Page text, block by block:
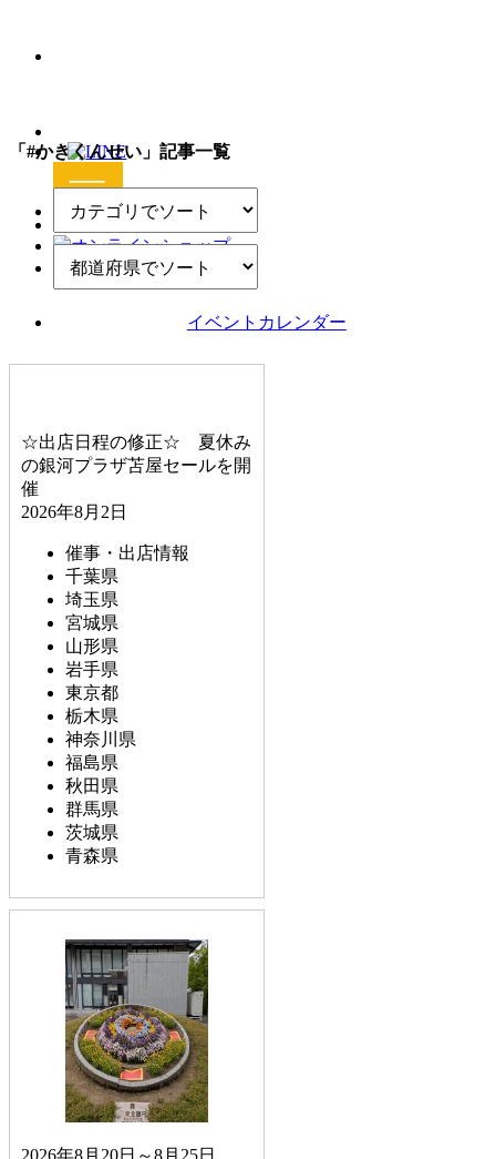
「#かきくんせい」記事一覧
イベントカレンダー
☆出店日程の修正☆ 夏休み
の銀河プラザ苫屋セールを開
催
2026年8月2日
催事・出店情報
千葉県
埼玉県
宮城県
山形県
岩手県
東京都
栃木県
神奈川県
福島県
秋田県
群馬県
茨城県
青森県
2026年8月20日～8月25日